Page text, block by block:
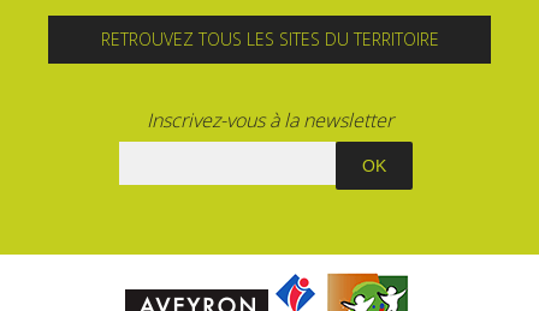
RETROUVEZ TOUS LES SITES DU TERRITOIRE
Inscrivez-vous à la newsletter